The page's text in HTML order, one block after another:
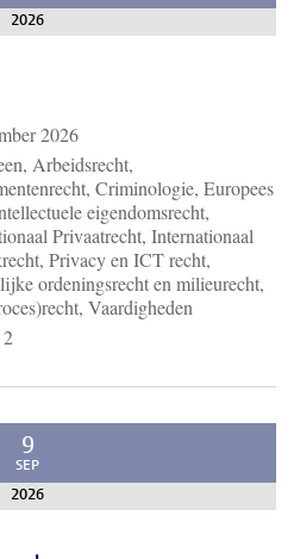
2026
2026
Arbeidsrecht,
Criminologie, Europees
eigendomsrecht,
Privaatrecht, Internationaal
Privacy en ICT recht,
ordeningsrecht en milieurecht,
Vaardigheden
9
SEP
2026